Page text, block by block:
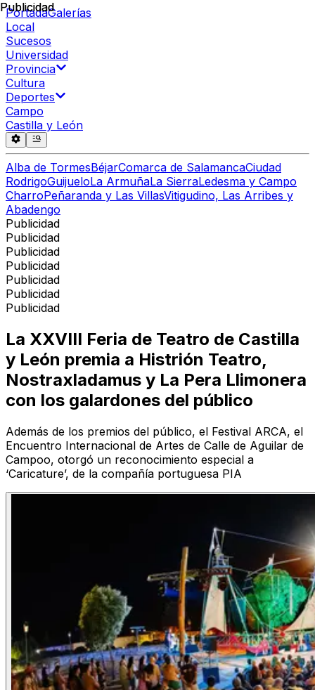
PortadaGalerías
Local
Sucesos
Universidad
Provincia
Cultura
Deportes
Campo
Castilla y León
Alba de TormesBéjarComarca de SalamancaCiudad
RodrigoGuijueloLa ArmuñaLa SierraLedesma y Campo
CharroPeñaranda y Las VillasVitigudino, Las Arribes y
Abadengo
Publicidad
Publicidad
Publicidad
Publicidad
Publicidad
Publicidad
Publicidad
Publicidad
La XXVIII Feria de Teatro de Castilla
y León premia a Histrión Teatro,
Nostraxladamus y La Pera Llimonera
con los galardones del público
Además de los premios del público, el Festival ARCA, el
Encuentro Internacional de Artes de Calle de Aguilar de
Campoo, otorgó un reconocimiento especial a
‘Caricature’, de la compañía portuguesa PIA
Publicidad